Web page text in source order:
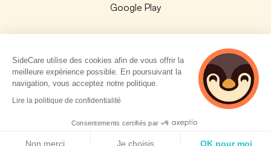
Google Play
© 2026 SideCare. Tous droits réservés.
SideCare utilise des cookies afin de vous offrir la
meilleure expérience possible. En poursuivant la
navigation, vous acceptez notre politique.
Lire la politique de confidentialité
Consentements certifiés par
Non merci Je choisis OK pour moi
5 personnes
consultent
actuellement cette